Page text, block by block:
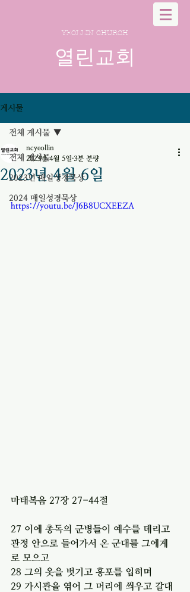
YEOLLIN CHURCH
열린교회
게시물
전체 게시물
2023년 매일성경묵상
2024 매일성경묵상
전체 게시물
2023년 4월 6일
ncyeollin
2023년 4월 5일 3분 분량
https://youtu.be/J6B8UCXEEZA
마태복음 27장 27-44절
27 이에 총독의 군병들이 예수를 데리고
관정 안으로 들어가서 온 군대를 그에게
로 모으고
28 그의 옷을 벗기고 홍포를 입히며
29 가시관을 엮어 그 머리에 씌우고 갈대